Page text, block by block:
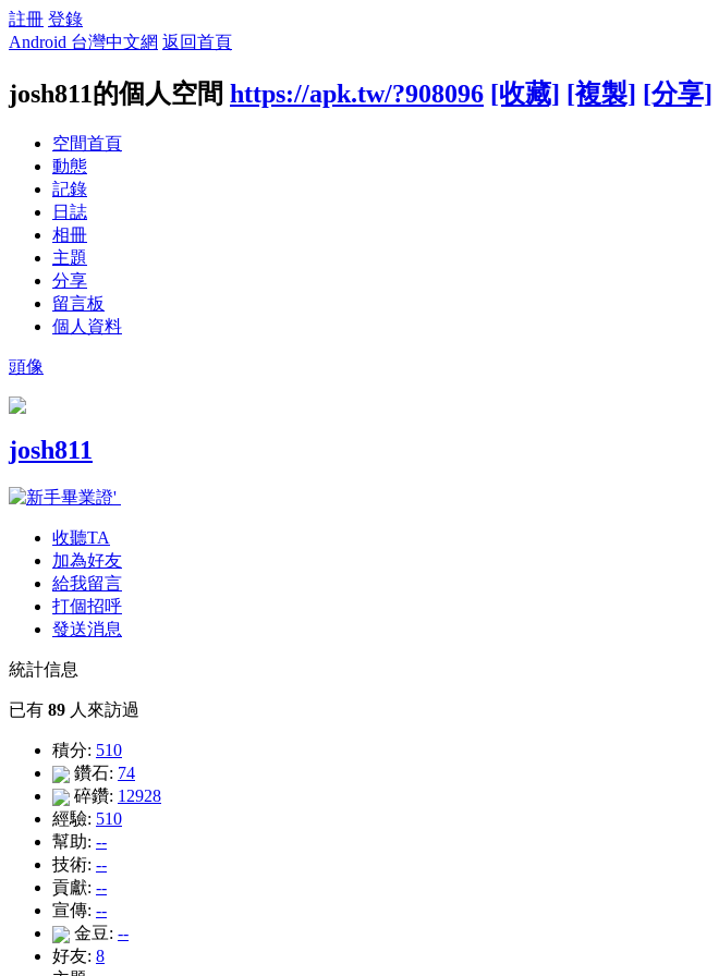
註冊 登錄
Android 台灣中文網 返回首頁
josh811的個人空間 https://apk.tw/?908096 [收藏] [複製] [分享]
空間首頁
動態
記錄
日誌
相冊
主題
分享
留言板
個人資料
頭像
josh811
收聽TA
加為好友
給我留言
打個招呼
發送消息
統計信息
已有 89 人來訪過
積分: 510
鑽石: 74
碎鑽: 12928
經驗: 510
幫助: --
技術: --
貢獻: --
宣傳: --
金豆: --
好友: 8